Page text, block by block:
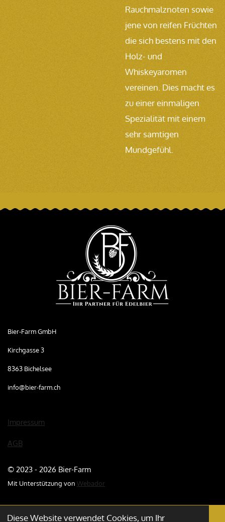
Diese Website verwendet Cookies, um Ihr
Rauchmalznoten sowie
jene von reifen Früchten
die sich bestens mit den
Holz- und
Whiskeyaromen
vereinen. Dies macht es
zu einer einmaligen
Spezialität mit einem
sehr samtigen
Mundgefühl.
Bier-Farm GmbH
Kirchgasse 3
8363 Bichelsee
info@bier-farm.ch
Impressum
AGB
© 2023 - 2026 Bier-Farm
Mit Unterstützung von Webador